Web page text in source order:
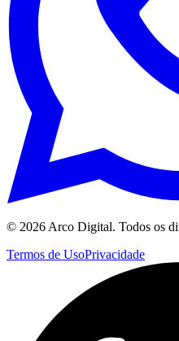
© 2026 Arco Digital. Todos os
Termos de UsoPrivacidade